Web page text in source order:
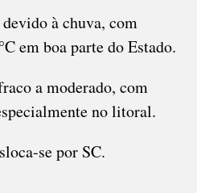
à chuva, com
em boa parte do Estado.
a moderado, com
no litoral.
se por SC.